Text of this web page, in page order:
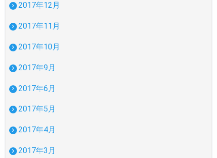
2017年12月
2017年11月
2017年10月
2017年9月
2017年6月
2017年5月
2017年4月
2017年3月